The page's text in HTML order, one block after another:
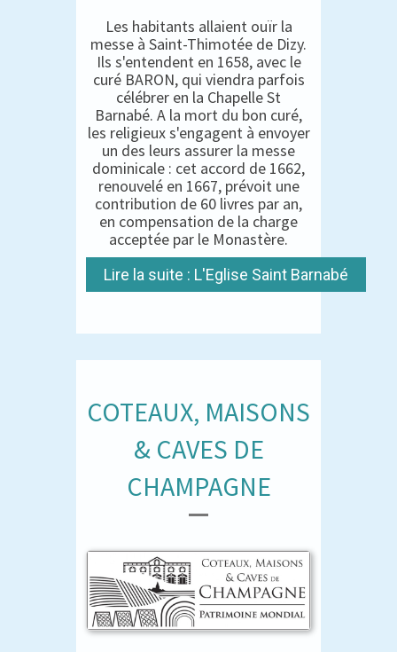
Les habitants allaient ouïr la
messe à Saint-Thimotée de Dizy.
Ils s'entendent en 1658, avec le
curé BARON, qui viendra parfois
célébrer en la Chapelle St
Barnabé. A la mort du bon curé,
les religieux s'engagent à envoyer
un des leurs assurer la messe
dominicale : cet accord de 1662,
renouvelé en 1667, prévoit une
contribution de 60 livres par an,
en compensation de la charge
acceptée par le Monastère.
Lire la suite : L'Eglise Saint Barnabé
COTEAUX, MAISONS
& CAVES DE
CHAMPAGNE